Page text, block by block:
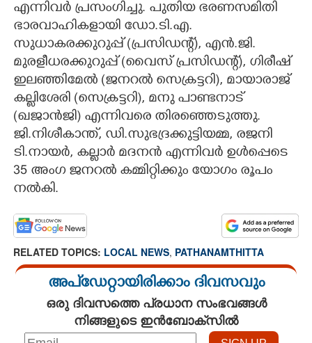
എന്നിവർ പ്രസംഗിച്ചു. പുതിയ ഭരണസമിതി
ഭാരവാഹികളായി ഡോ.ടി.എ.
സുധാകരക്കുറുപ്പ് (പ്രസിഡന്റ്), എൻ.ജി.
മുരളീധരക്കുറുപ്പ് (വൈസ് പ്രസിഡന്റ്), ഗിരീഷ്
ഇലഞ്ഞിമേൽ (ജനറൽ സെക്രട്ടറി), മായാരാജ്
കല്ലിശേരി (സെക്രട്ടറി), മനു പാണ്ടനാട്
(ഖജാൻജി) എന്നിവരെ തിരഞ്ഞെടുത്തു.
ജി.നിശീകാന്ത്, ഡി.സുഭദ്രക്കുട്ടിയമ്മ, രജനി
ടി.നായർ, കല്ലാർ മദനൻ എന്നിവർ ഉൾപ്പെടെ
35 അംഗ ജനറൽ കമ്മിറ്റിക്കും യോഗം രൂപം
നൽകി.
RELATED TOPICS: LOCAL NEWS, PATHANAMTHITTA
അപ്ഡേറ്റായിരിക്കാം ദിവസവും
ഒരു ദിവസത്തെ പ്രധാന സംഭവങ്ങൾ
നിങ്ങളുടെ ഇൻബോക്സിൽ